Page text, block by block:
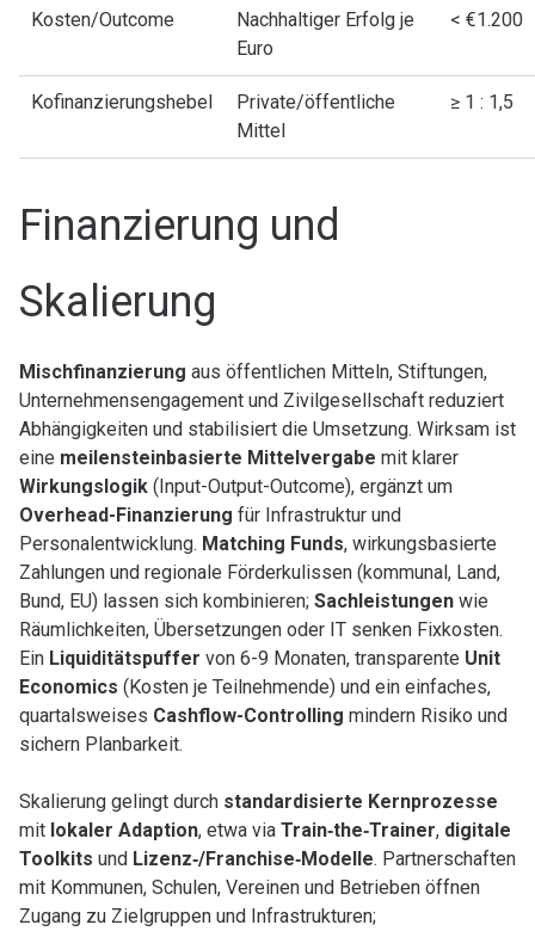
Kosten/Outcome
Nachhaltiger Erfolg je
Euro
< €1.200
Kofinanzierungshebel
Private/öffentliche
Mittel
≥ 1 : 1,5
Finanzierung und
Skalierung
Mischfinanzierung aus öffentlichen Mitteln, Stiftungen,
Unternehmensengagement und Zivilgesellschaft reduziert
Abhängigkeiten und stabilisiert die Umsetzung. Wirksam ist
eine meilensteinbasierte Mittelvergabe mit klarer
Wirkungslogik(Input-Output-Outcome), ergänzt um
Overhead-Finanzierung für Infrastruktur und
Personalentwicklung. Matching Funds, wirkungsbasierte
Zahlungen und regionale Förderkulissen (kommunal, Land,
Bund, EU) lassen sich kombinieren; Sachleistungenwie
Räumlichkeiten, Übersetzungen oder IT senken Fixkosten.
Ein Liquiditätspuffer von 6-9 Monaten, transparente Unit
Economics (Kosten je Teilnehmende) und ein einfaches,
quartalsweises Cashflow-Controlling mindern Risiko und
sichern Planbarkeit.
Skalierung gelingt durch standardisierte Kernprozesse
mit lokaler Adaption, etwa via Train‑the‑Trainer, digitale
Toolkits und Lizenz‑/Franchise‑Modelle. Partnerschaften
mit Kommunen, Schulen, Vereinen und Betrieben öffnen
Zugang zu Zielgruppen und Infrastrukturen;